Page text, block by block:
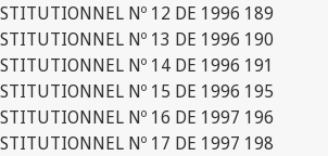
Nº 12 DE 1996 189
Nº 13 DE 1996 190
Nº 14 DE 1996 191
Nº 15 DE 1996 195
Nº 16 DE 1997 196
Nº 17 DE 1997 198